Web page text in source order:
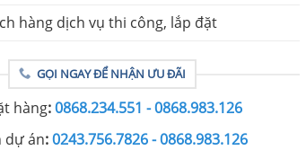
hàng dịch vụ thi công, lắp đặt
GỌI NGAY ĐỂ NHẬN ƯU ĐÃI
hàng:0868.234.551 - 0868.983.126
dự án:0243.756.7826 - 0868.983.126